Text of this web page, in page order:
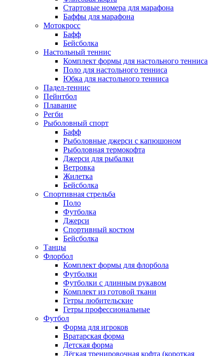
Стартовые номера для марафона
Баффы для марафона
Мотокросс
Бафф
Бейсболка
Настольный теннис
Комплект формы для настольного тенниса
Поло для настольного тенниса
Юбка для настольного тенниса
Падел-теннис
Пейнтбол
Плавание
Регби
Рыболовный спорт
Бафф
Рыболовные джерси с капюшоном
Рыболовная термокофта
Джерси для рыбалки
Ветровка
Жилетка
Бейсболка
Спортивная стрельба
Поло
Футболка
Джерси
Спортивный костюм
Бейсболка
Танцы
Флорбол
Комплект формы для флорбола
Футболки
Футболки с длинным рукавом
Комплект из готовой ткани
Гетры любительские
Гетры профессиональные
Футбол
Форма для игроков
Вратарская форма
Детская форма
Лёгкая тренировочная кофта (короткая